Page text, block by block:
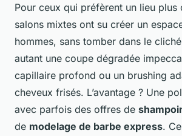
Pour ceux qui préfèrent un lieu plus
salons mixtes ont su créer un
hommes, sans tomber dans le
autant une coupe dégradée
capillaire profond ou un brushing
cheveux frisés. L’avantage ? Une
avec parfois des offres de
de modelage de barbe express.